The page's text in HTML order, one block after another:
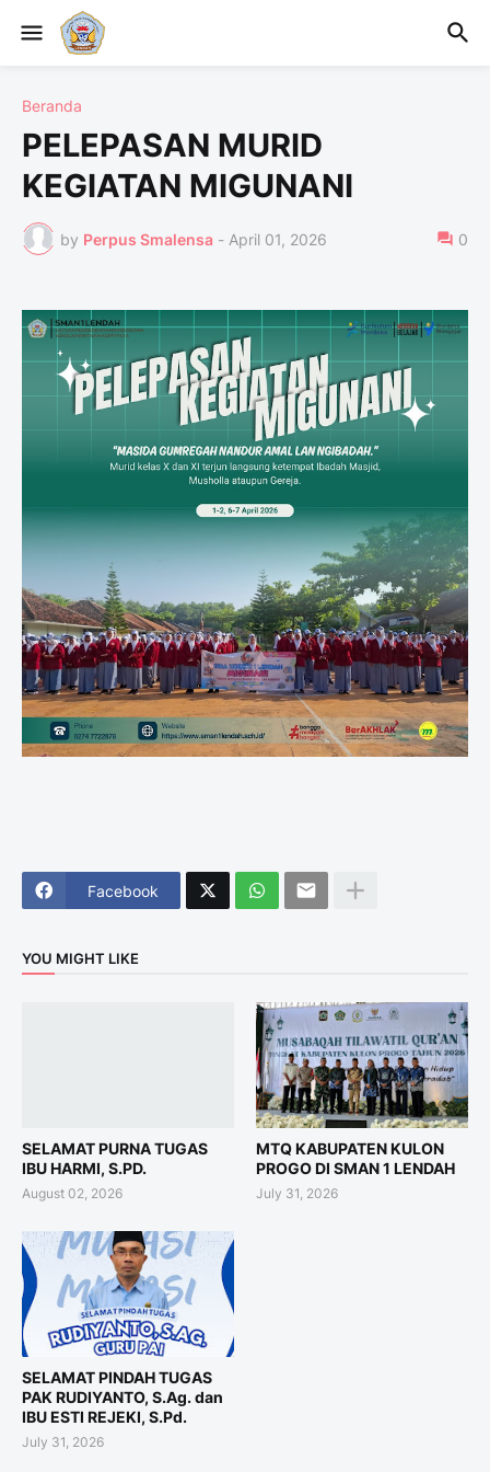
Beranda
PELEPASAN MURID
KEGIATAN MIGUNANI
by Perpus Smalensa - April 01, 2026 0
Facebook
YOU MIGHT LIKE
SELAMAT PURNA TUGAS
IBU HARMI, S.PD.
August 02, 2026
MTQ KABUPATEN KULON
PROGO DI SMAN 1 LENDAH
July 31, 2026
SELAMAT PINDAH TUGAS
PAK RUDIYANTO, S.Ag. dan
IBU ESTI REJEKI, S.Pd.
July 31, 2026